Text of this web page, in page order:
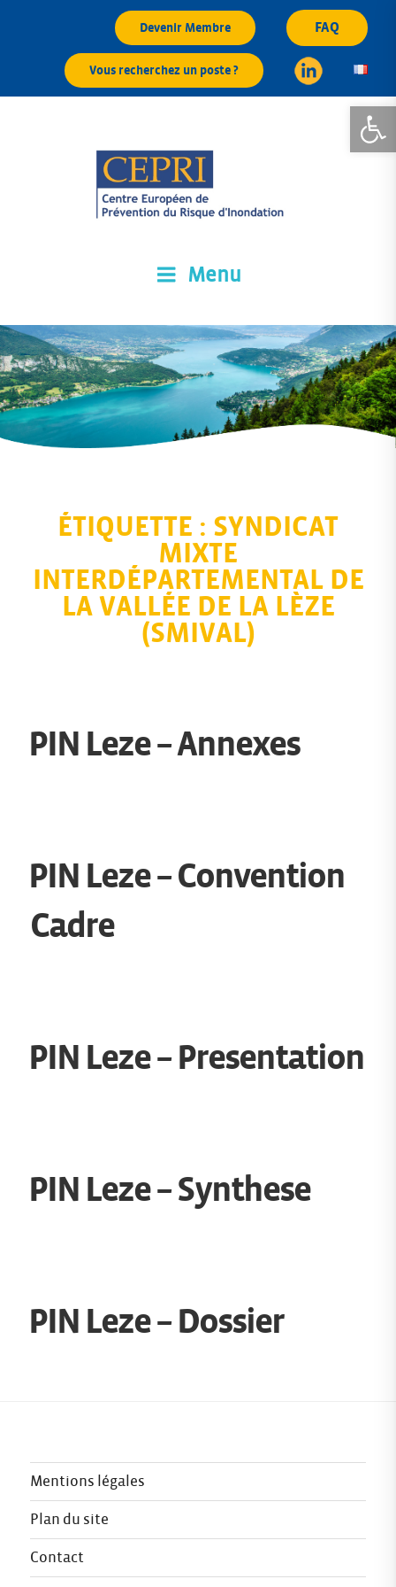
Ouvrir
Devenir Membre FAQ
Vous recherchez un poste ?
Menu
ÉTIQUETTE : SYNDICAT
MIXTE
INTERDÉPARTEMENTAL DE
LA VALLÉE DE LA LÈZE
(SMIVAL)
PIN Leze – Annexes
PIN Leze – Convention
Cadre
PIN Leze – Presentation
PIN Leze – Synthese
PIN Leze – Dossier
Mentions légales
Plan du site
Contact